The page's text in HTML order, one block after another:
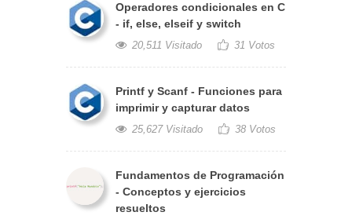
Operadores condicionales en C
- if, else, elseif y switch
20,511 Visitado 31 Votos
Printf y Scanf - Funciones para
imprimir y capturar datos
25,627 Visitado 38 Votos
Fundamentos de Programación
- Conceptos y ejercicios
resueltos